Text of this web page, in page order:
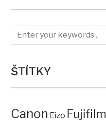
ŠTÍTKY
Canon Eizo Fujifilm